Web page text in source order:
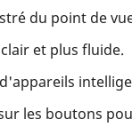
du point de
et plus fluide.
les boutons